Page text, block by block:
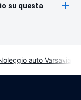
su questa
auto Varsavia